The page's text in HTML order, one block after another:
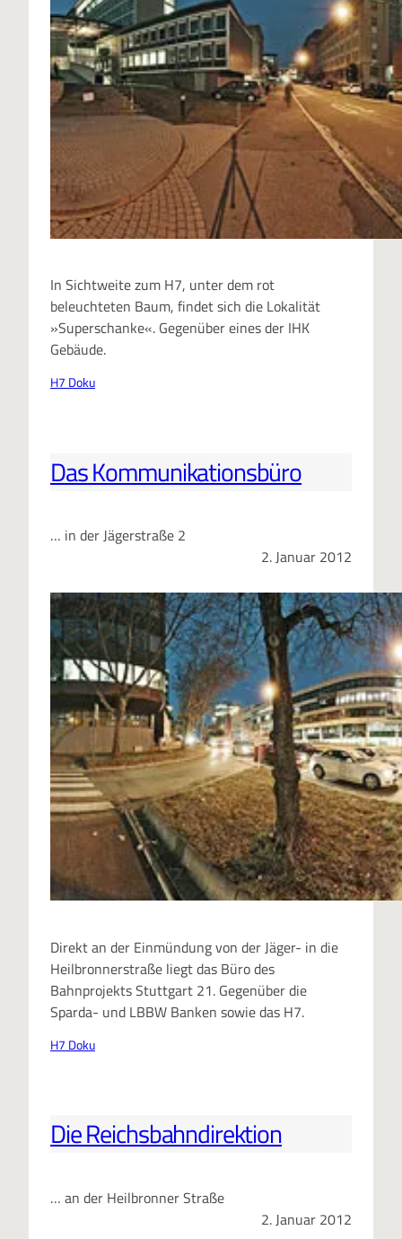
In Sichtweite zum H7, unter dem rot
beleuchteten Baum, findet sich die Lokalität
»Superschanke«. Gegenüber eines der IHK
Gebäude.
H7 Doku
Das Kommunikationsbüro
… in der Jägerstraße 2
2. Januar 2012
Direkt an der Einmündung von der Jäger- in die
Heilbronnerstraße liegt das Büro des
Bahnprojekts Stuttgart 21. Gegenüber die
Sparda- und LBBW Banken sowie das H7.
H7 Doku
Die Reichsbahndirektion
… an der Heilbronner Straße
2. Januar 2012